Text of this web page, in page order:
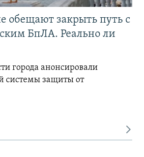
обещают закрыть путь с
БпЛА. Реально ли
города анонсировали
системы защиты от